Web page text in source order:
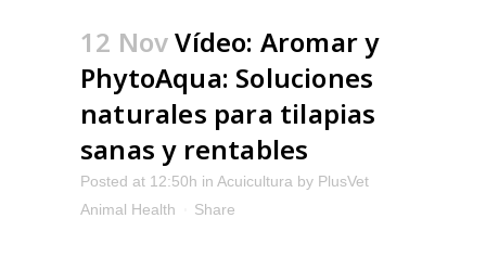
12 NovVídeo: Aromar y
PhytoAqua: Soluciones
naturales para tilapias
sanas y rentables
Posted at 12:50h in Acuicultura by PlusVet
Animal Health
Share